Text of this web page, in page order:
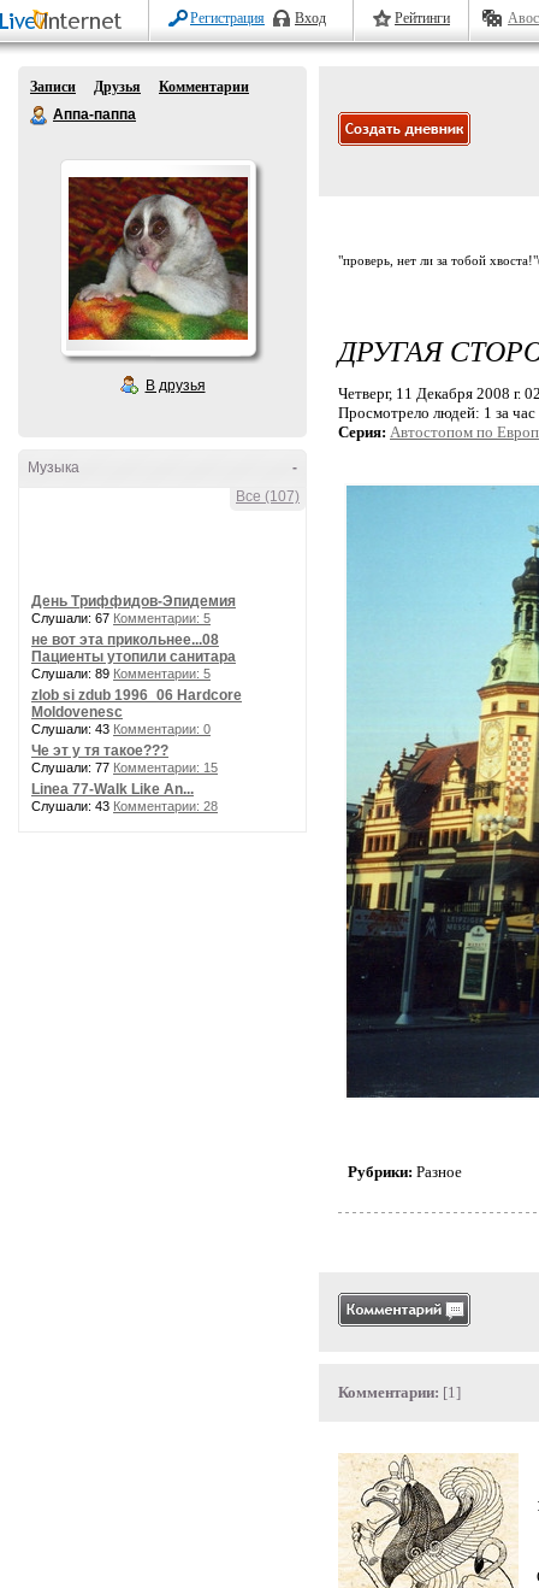
Регистрация Вход Рейтинги
Записи Друзья
Комментарии
Аппа-паппа
В друзья
-
Музыка
Все (107)
День Триффидов-Эпидемия
Слушали: 67 Комментарии: 5
не вот эта прикольнее...08
Пациенты утопили санитара
Слушали: 89 Комментарии: 5
zlob si zdub 1996_06 Hardcore
Moldovenesc
Слушали: 43 Комментарии: 0
Че эт у тя такое???
Слушали: 77 Комментарии: 15
Linea 77-Walk Like An...
Слушали: 43 Комментарии: 28
"проверь, нет ли за тобой
ДРУГАЯ
Четверг, 11 Декабря 2008 г.
Просмотрело людей: 1 за
Серия: Автостопом по
Рубрики: Разное
Комментарии: [1]